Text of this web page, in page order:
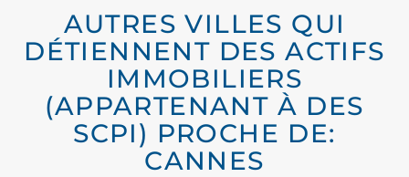
AUTRES VILLES QUI
DÉTIENNENT DES ACTIFS
IMMOBILIERS
(APPARTENANT À DES
SCPI) PROCHE DE:
CANNES